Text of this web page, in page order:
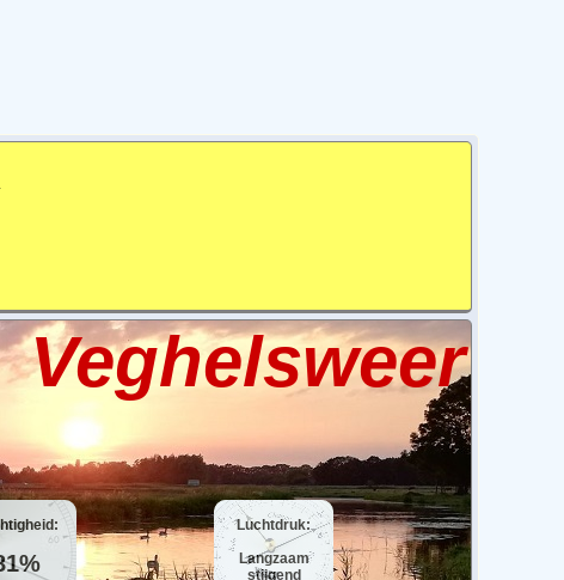
Veghelsweer
Luchtdruk:
Langzaam
stijgend